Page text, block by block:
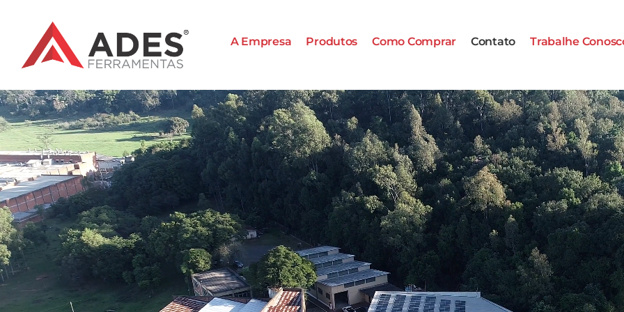
A Empresa Produtos Como Comprar Contato Trabalhe